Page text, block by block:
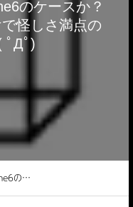
のケースか？
怪しさ満点の
ﾟДﾟ)
の…